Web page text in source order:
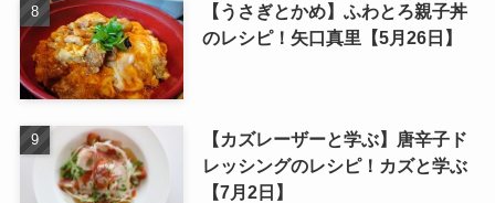
【うさぎとかめ】ふわとろ親子丼
のレシピ！矢口真里【5月26日】
【カズレーザーと学ぶ】唐辛子ド
レッシングのレシピ！カズと学ぶ
【7月2日】